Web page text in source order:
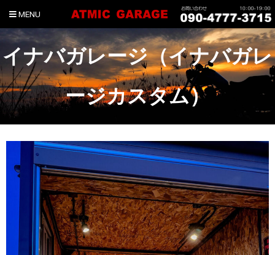
MENU
イナバガレージ（イナバガレ
ージカスタム）